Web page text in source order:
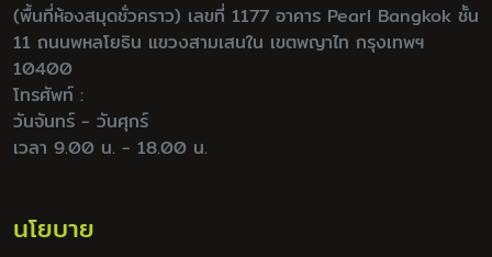
(พื้นที่ห้องสมุดชั่วคราว) เลขที่ 1177 อาคาร Pearl Bangkok ชั้น
11 ถนนพหลโยธิน แขวงสามเสนใน เขตพญาไท กรุงเทพฯ
10400
โทรศัพท์ :
วันจันทร์ - วันศุกร์
เวลา 9.00 น. - 18.00 น.
นโยบาย